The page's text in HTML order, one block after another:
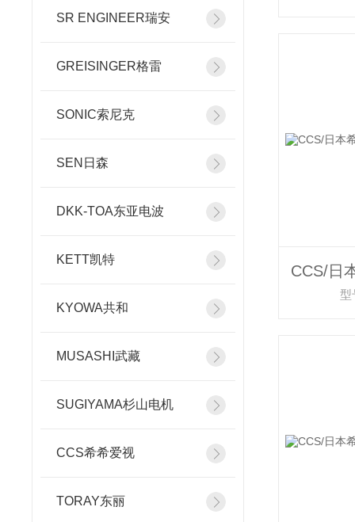
SR ENGINEER瑞安
GREISINGER格雷
SONIC索尼克
SEN日森
DKK-TOA东亚电波
KETT凯特
KYOWA共和
MUSASHI武藏
SUGIYAMA杉山电机
CCS希希爱视
TORAY东丽
型